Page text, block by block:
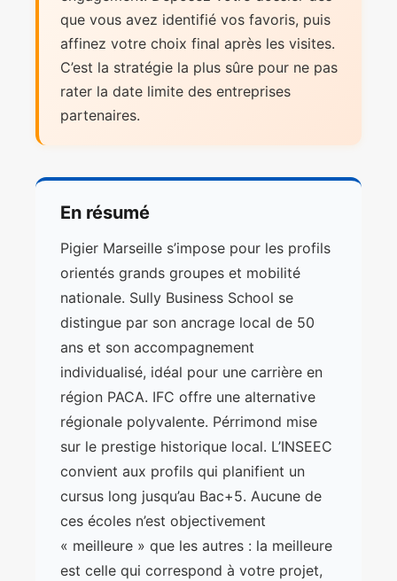
que vous avez identifié vos favoris, puis
affinez votre choix final après les visites.
C’est la stratégie la plus sûre pour ne pas
rater la date limite des entreprises
partenaires.
En résumé
Pigier Marseille s’impose pour les profils
orientés grands groupes et mobilité
nationale. Sully Business School se
distingue par son ancrage local de 50
ans et son accompagnement
individualisé, idéal pour une carrière en
région PACA. IFC offre une alternative
régionale polyvalente. Pérrimond mise
sur le prestige historique local. L’INSEEC
convient aux profils qui planifient un
cursus long jusqu’au Bac+5. Aucune de
ces écoles n’est objectivement
« meilleure » que les autres : la meilleure
est celle qui correspond à votre projet,